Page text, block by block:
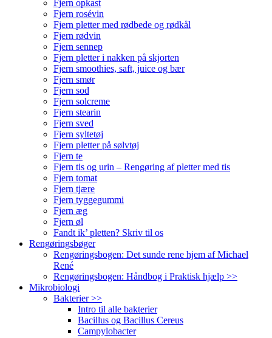
Fjern opkast
Fjern rosévin
Fjern pletter med rødbede og rødkål
Fjern rødvin
Fjern sennep
Fjern pletter i nakken på skjorten
Fjern smoothies, saft, juice og bær
Fjern smør
Fjern sod
Fjern solcreme
Fjern stearin
Fjern sved
Fjern syltetøj
Fjern pletter på sølvtøj
Fjern te
Fjern tis og urin – Rengøring af pletter med tis
Fjern tomat
Fjern tjære
Fjern tyggegummi
Fjern æg
Fjern øl
Fandt ik’ pletten? Skriv til os
Rengøringsbøger
Rengøringsbogen: Det sunde rene hjem af Michael
René
Rengøringsbogen: Håndbog i Praktisk hjælp >>
Mikrobiologi
Bakterier >>
Intro til alle bakterier
Bacillus og Bacillus Cereus
Campylobacter